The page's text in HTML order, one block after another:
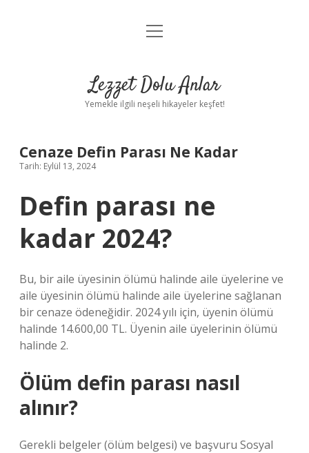
Anasayfa
Yasal Uyarı
menüyü
Lezzet Dolu Anlar
Yemekle ilgili neşeli hikayeler keşfet!
Cenaze Defin Parası Ne Kadar
Tarih: Eylül 13, 2024
Defin parası ne
kadar 2024?
Bu, bir aile üyesinin ölümü halinde aile üyelerine ve
aile üyesinin ölümü halinde aile üyelerine sağlanan
bir cenaze ödeneğidir. 2024 yılı için, üyenin ölümü
halinde 14.600,00 TL. Üyenin aile üyelerinin ölümü
halinde 2.
Ölüm defin parası nasıl
alınır?
Gerekli belgeler (ölüm belgesi) ve başvuru Sosyal